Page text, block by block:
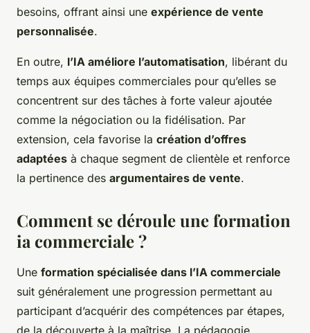
besoins, offrant ainsi une expérience de vente
personnalisée.
En outre, l’IA améliore l’automatisation, libérant du
temps aux équipes commerciales pour qu’elles se
concentrent sur des tâches à forte valeur ajoutée
comme la négociation ou la fidélisation. Par
extension, cela favorise la création d’offres
adaptées à chaque segment de clientèle et renforce
la pertinence des argumentaires de vente.
Comment se déroule une formation
ia commerciale ?
Une formation spécialisée dans l’IA commerciale
suit généralement une progression permettant au
participant d’acquérir des compétences par étapes,
de la découverte à la maîtrise. La pédagogie